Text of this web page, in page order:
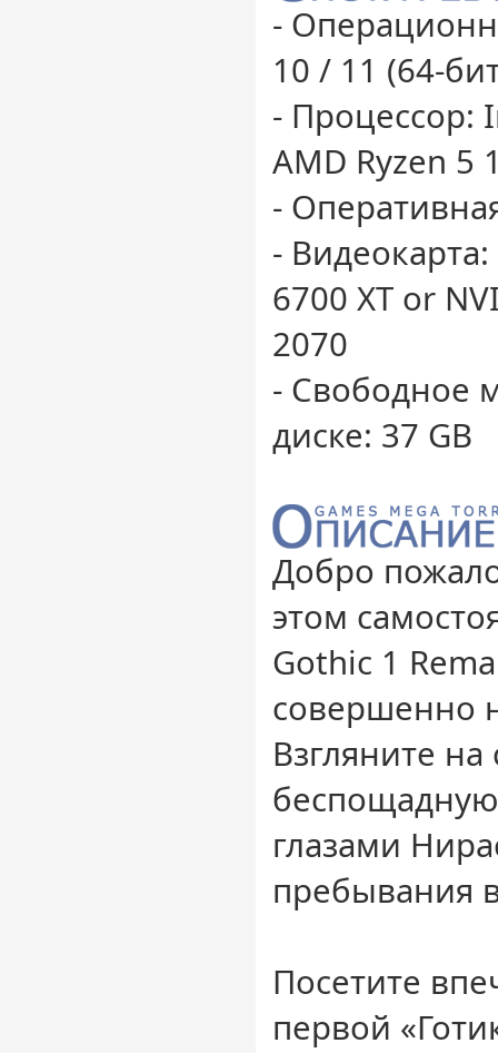
-
10 / 11 (64-
- Процессор:
AMD Ryzen 5
-
- Видеокарта:
6700 XT or
2070
- Свободное
диске: 37 GB
Добро
этом
Gothic 1
совершенно
Взгляните
глазами
пребывания
Посетите
первой